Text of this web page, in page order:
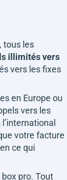
tous les
illimités vers
vers les fixes
en Europe ou
vers les
votre facture
ce qui
pro. Tout